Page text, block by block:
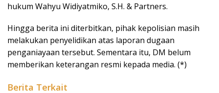
hukum Wahyu Widiyatmiko, S.H. & Partners.
Hingga berita ini diterbitkan, pihak kepolisian masih
melakukan penyelidikan atas laporan dugaan
penganiayaan tersebut. Sementara itu, DM belum
memberikan keterangan resmi kepada media. (*)
Berita Terkait